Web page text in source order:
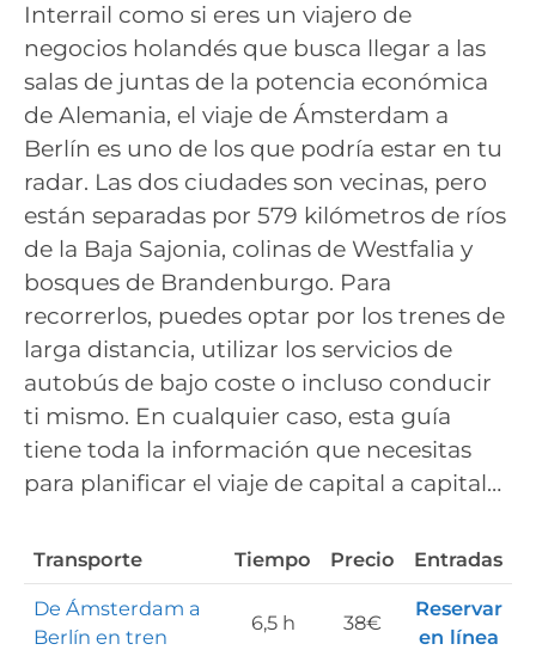
Interrail como si eres un viajero de
negocios holandés que busca llegar a las
salas de juntas de la potencia económica
de Alemania, el viaje de Ámsterdam a
Berlín es uno de los que podría estar en tu
radar. Las dos ciudades son vecinas, pero
están separadas por 579 kilómetros de ríos
de la Baja Sajonia, colinas de Westfalia y
bosques de Brandenburgo. Para
recorrerlos, puedes optar por los trenes de
larga distancia, utilizar los servicios de
autobús de bajo coste o incluso conducir
ti mismo. En cualquier caso, esta guía
tiene toda la información que necesitas
para planificar el viaje de capital a capital…
Transporte Tiempo Precio Entradas
De Ámsterdam a
Berlín en tren
6,5 h 38€
Reservar
en línea